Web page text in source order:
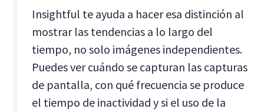
Insightful te ayuda a hacer esa distinción al
mostrar las tendencias a lo largo del
tiempo, no solo imágenes independientes.
Puedes ver cuándo se capturan las capturas
de pantalla, con qué frecuencia se produce
el tiempo de inactividad y si el uso de la